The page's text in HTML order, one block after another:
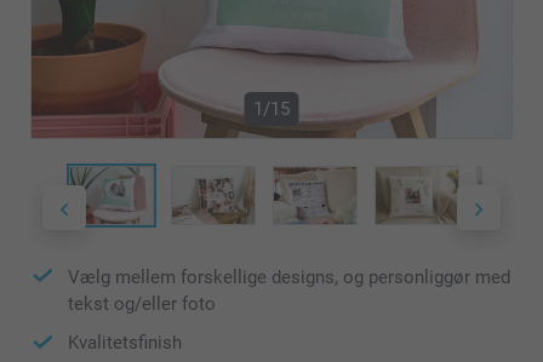
1/15
Vælg mellem forskellige designs, og personliggør med
tekst og/eller foto
Kvalitetsfinish